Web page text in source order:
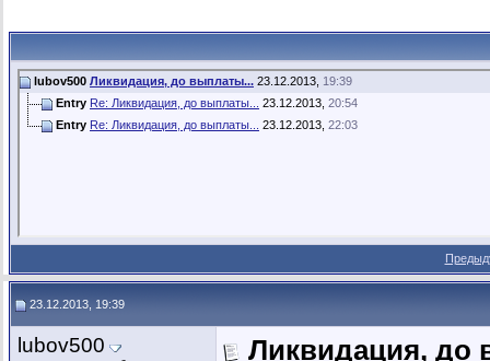
lubov500 Ликвидация, до выплаты... 23.12.2013, 19:39
Entry Re: Ликвидация, до выплаты... 23.12.2013, 20:54
Entry Re: Ликвидация, до выплаты... 23.12.2013, 22:03
23.12.2013, 19:39
lubov500 Ликвидация, до